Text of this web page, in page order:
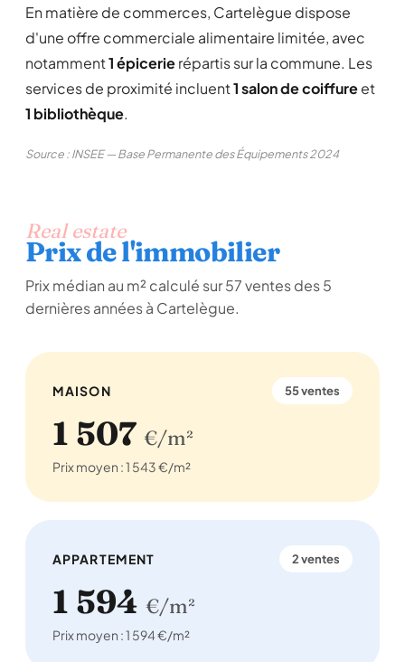
En matière de commerces, Cartelègue dispose
d'une offre commerciale alimentaire limitée, avec
notamment1 épicerierépartis sur la commune. Les
services de proximité incluent1 salon de coiffureet
1 bibliothèque.
Source : INSEE — Base Permanente des Équipements 2024
Real estate
Prix de l'immobilier
Prix médian au m² calculé sur 57 ventes des 5
dernières années à Cartelègue.
MAISON 55 ventes
1 507 €/m²
Prix moyen : 1 543 €/m²
APPARTEMENT 2 ventes
1 594 €/m²
Prix moyen : 1 594 €/m²